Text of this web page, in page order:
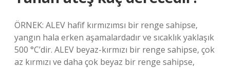
ÖRNEK: ALEV hafif kırmızımsı bir renge sahipse,
yangın hala erken aşamalardadır ve sıcaklık yaklaşık
500 °C’dir. ALEV beyaz-kırmızı bir renge sahipse, çok
az kırmızı ve daha çok beyaz bir renge sahipse,